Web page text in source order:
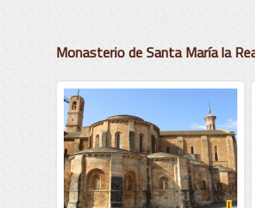
Monasterio de Santa Marí­a la